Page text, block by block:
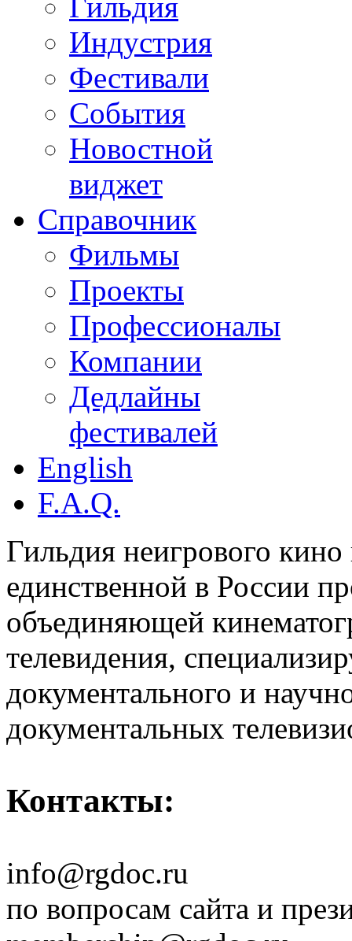
Индустрия
Фестивали
События
Новостной
виджет
Справочник
Фильмы
Проекты
Профессионалы
Компании
Дедлайны
фестивалей
English
F.A.Q.
Гильдия неигрового кино
единственной в России
объединяющей
телевидения,
документального и
документальных
Контакты:
info@rgdoc.ru
по вопросам сайта и